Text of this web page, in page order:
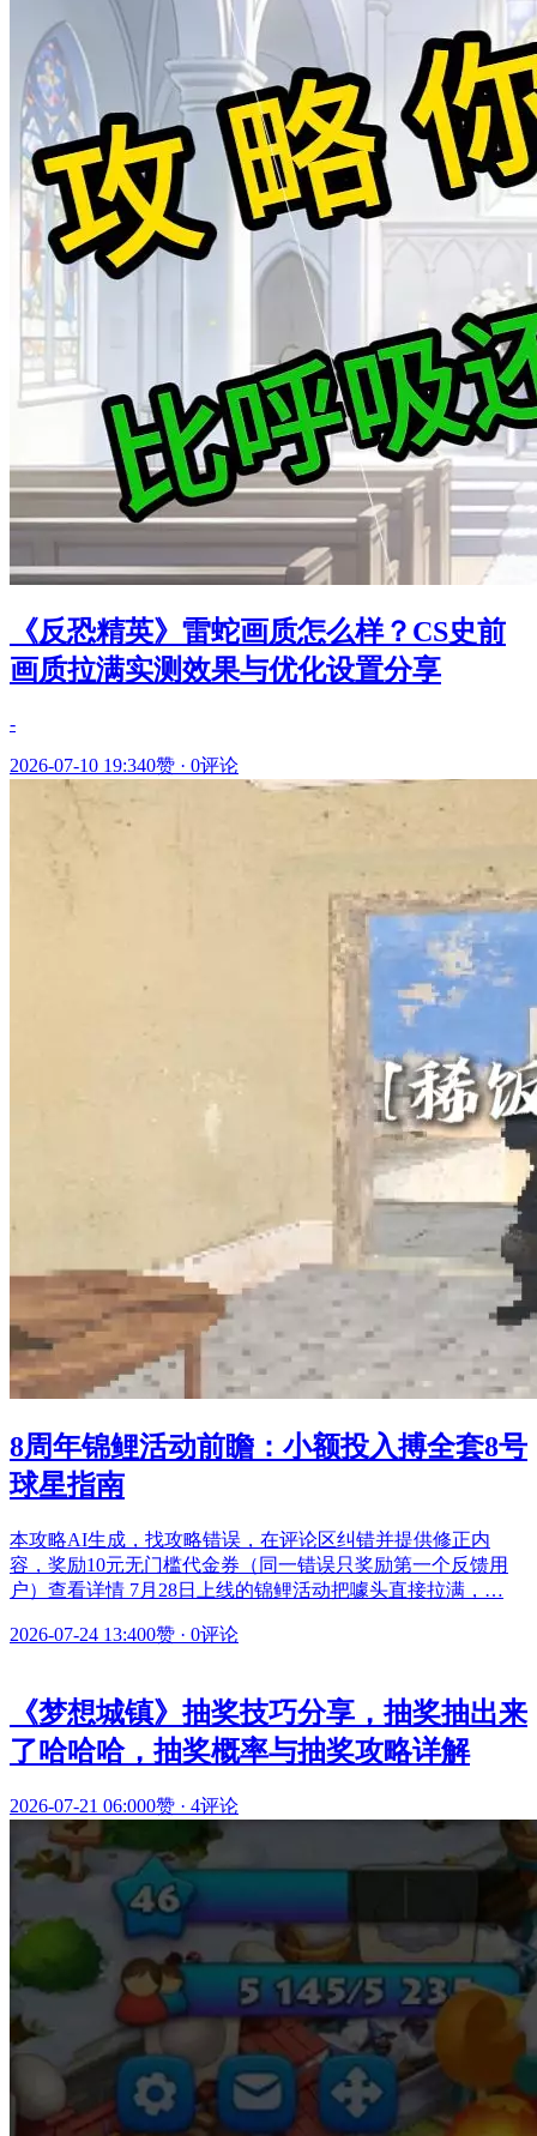
《反恐精英》雷蛇画质怎么样？CS史前
画质拉满实测效果与优化设置分享
-
2026-07-10 19:340赞 · 0评论
8周年锦鲤活动前瞻：小额投入搏全套8号
球星指南
本攻略AI生成，找攻略错误，在评论区纠错并提供修正内
容，奖励10元无门槛代金券（同一错误只奖励第一个反馈用
户）查看详情 7月28日上线的锦鲤活动把噱头直接拉满，…
2026-07-24 13:400赞 · 0评论
《梦想城镇》抽奖技巧分享，抽奖抽出来
了哈哈哈，抽奖概率与抽奖攻略详解
2026-07-21 06:000赞 · 4评论